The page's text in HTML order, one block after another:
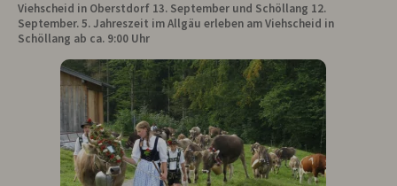
Viehscheid in Oberstdorf 13. September und Schöllang 12.
September. 5. Jahreszeit im Allgäu erleben am Viehscheid in
Schöllang ab ca. 9:00 Uhr